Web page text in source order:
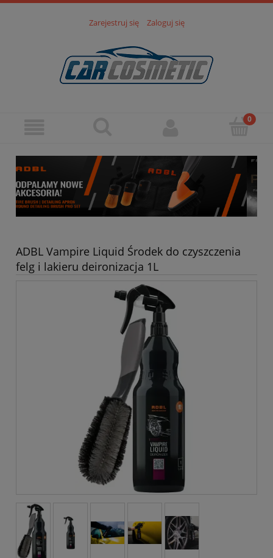
Zarejestruj się Zaloguj się
ADBL Vampire Liquid Środek do czyszczenia
felg i lakieru deironizacja 1L